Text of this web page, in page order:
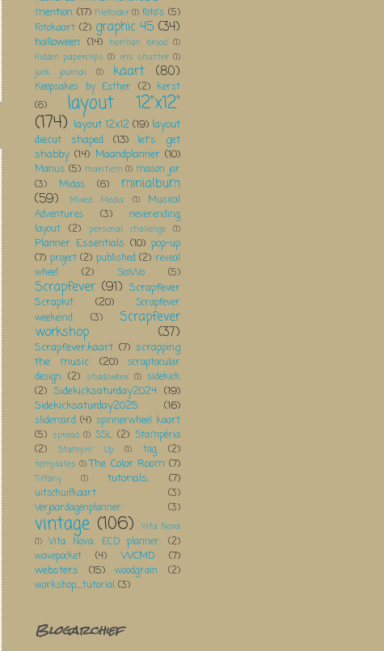
mention (17) Filefolder (1) foto's (5)
Fotokaart (2) graphic 45 (34)
halloween (14) herman brood (1)
Hidden paperclips (1) iris shutter (1)
junk journal
(1) kaart (80)
Keepsakes by Esther (2) kerst
(6)
layout 12"x12"
(174) layout 12x12 (19) layout
diecut shaped
(13)
let's get
shabby (14) Maandplanner (10)
Manus (5) maritiem (1) mason jar
(3)
Midas (6) minialbum
(59) Mixed Media (1)
Musical
Adventures
(3)
neverending
layout (2) personal challenge (1)
Planner Essentials (10) pop-up
(7) project (2) published (2) reveal
wheel
(2) ScoWo (5)
Scrapfever (91) Scrapfever
Scrapkit
(20)
Scrapfever
weekeind
(3) Scrapfever
workshop (37)
Scrapfever;kaart (7) scrapping
the music
(20)
scraptacular
design (2) shadowbox (1) sidekick
(2) Sidekicksaturday2024 (19)
Sidekicksaturday2025
(16)
slidercard (4) spinnerwheel kaart
(5) spread (1) SSL (2) Stampéria
(2)
Stampin' Up (1) tag (2)
templates (1) The Color Room (7)
Tiffany (1) tutorials; (7)
uitschuifkaart
(3)
Verjaardagenplanner
(3)
vintage (106)
Vita Nova
(1) Vita Nova; ECD planner; (2)
wavepocket
(4) WCMD
(7)
websters
(15) woodgrain
(2)
workshop_tutorial (3)
Blogarchief